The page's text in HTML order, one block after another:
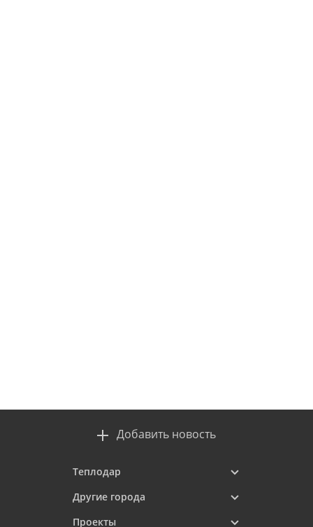
Добавить новость
Теплодар
Другие города
Проекты